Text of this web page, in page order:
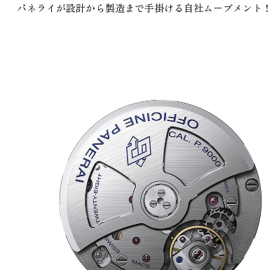
パネライが設計から製造まで手掛ける自社ムーブメント！